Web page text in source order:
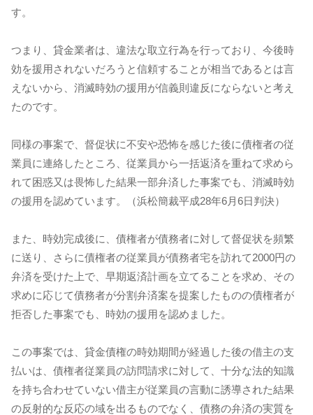
す。
つまり、貸金業者は、違法な取立行為を行っており、今後時
効を援用されないだろうと信頼することが相当であるとは言
えないから、消滅時効の援用が信義則違反にならないと考え
たのです。
同様の事案で、督促状に不安や恐怖を感じた後に債権者の従
業員に連絡したところ、従業員から一括返済を重ねて求めら
れて困惑又は畏怖した結果一部弁済した事案でも、消滅時効
の援用を認めています。（浜松簡裁平成28年6月6日判決）
また、時効完成後に、債権者が債務者に対して督促状を頻繁
に送り、さらに債権者の従業員が債務者宅を訪れて2000円の
弁済を受けた上で、早期返済計画を立てることを求め、その
求めに応じて債務者が分割弁済案を提案したものの債権者が
拒否した事案でも、時効の援用を認めました。
この事案では、貸金債権の時効期間が経過した後の借主の支
払いは、債権者従業員の訪問請求に対して、十分な法的知識
を持ち合わせていない借主が従業員の言動に誘導された結果
の反射的な反応の域を出るものでなく、債務の弁済の実質を